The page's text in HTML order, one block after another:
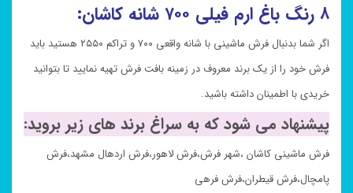
۸ رنگ باغ ارم فیلی ۷۰۰ شانه کاشان:
اگر شما بدنبال فرش ماشینی با شانه واقعی ۷۰۰ و تراکم ۲۵۵۰ هستید باید
فرش خود را از یک برند معروف در زمینه بافت فرش تهیه نمایید تا بتوانید
خریدی با اطمینان داشته باشید.
پیشنهاد می شود که به سراغ برند های زیر بروید:
فرش ماشینی کاشان ،شهر فرش،فرش لاهور،فرش اردهال مشهد،فرش
پامچال،فرش قیطران،فرش فرهی